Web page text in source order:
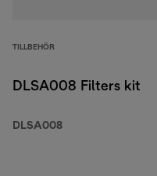
TILLBEHÖR
DLSA008 Filters kit
DLSA008